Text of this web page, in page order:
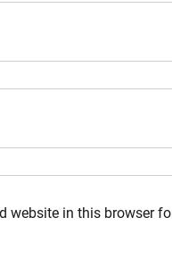
website in this browser